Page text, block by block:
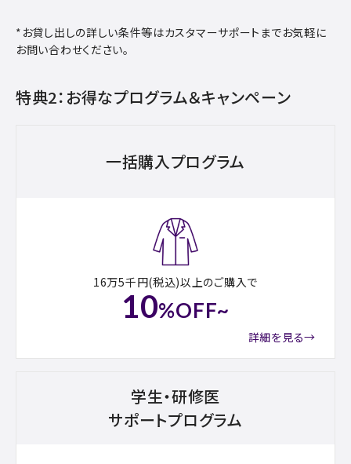
*お貸し出しの詳しい条件等はカスタマーサポートまでお気軽に
お問い合わせください。
特典2：お得なプログラム＆キャンペーン
一括購入プログラム
16万5千円(税込)以上のご購入で
10%OFF~
詳細を見る→
学生・研修医
サポートプログラム